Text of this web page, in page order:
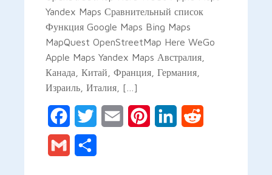
Yandex Maps Сравнительный список
Функция Google Maps Bing Maps
MapQuest OpenStreetMap Here WeGo
Apple Maps Yandex Maps Австралия,
Канада, Китай, Франция, Германия,
Израиль, Италия, […]
FacebookTwitter Email PinterestLinkedIn
Gmail